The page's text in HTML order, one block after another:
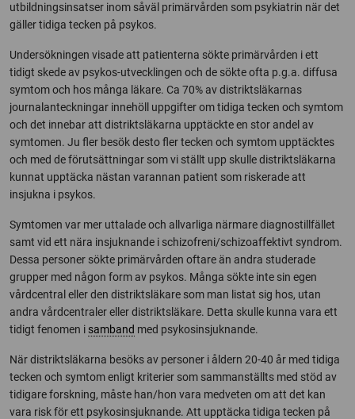
utbildningsinsatser inom såväl primärvården som psykiatrin när det
gäller tidiga tecken på psykos.
Undersökningen visade att patienterna sökte primärvården i ett
tidigt skede av psykos-utvecklingen och de sökte ofta p.g.a. diffusa
symtom och hos många läkare. Ca 70% av distriktsläkarnas
journalanteckningar innehöll uppgifter om tidiga tecken och symtom
och det innebar att distriktsläkarna upptäckte en stor andel av
symtomen. Ju fler besök desto fler tecken och symtom upptäcktes
och med de förutsättningar som vi ställt upp skulle distriktsläkarna
kunnat upptäcka nästan varannan patient som riskerade att
insjukna i psykos.
Symtomen var mer uttalade och allvarliga närmare diagnostillfället
samt vid ett nära insjuknande i schizofreni/schizoaffektivt syndrom.
Dessa personer sökte primärvården oftare än andra studerade
grupper med någon form av psykos. Många sökte inte sin egen
vårdcentral eller den distriktsläkare som man listat sig hos, utan
andra vårdcentraler eller distriktsläkare. Detta skulle kunna vara ett
tidigt fenomen i samband med psykosinsjuknande.
När distriktsläkarna besöks av personer i åldern 20-40 år med tidiga
tecken och symtom enligt kriterier som sammanställts med stöd av
tidigare forskning, måste han/hon vara medveten om att det kan
vara risk för ett psykosinsjuknande. Att upptäcka tidiga tecken på